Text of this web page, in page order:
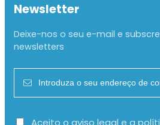
Newsletter
Deixe-nos o seu e-mail e
newsletters
Aceito o aviso legal e a